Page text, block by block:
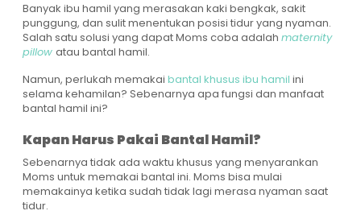
Banyak ibu hamil yang merasakan kaki bengkak, sakit
punggung, dan sulit menentukan posisi tidur yang nyaman.
Salah satu solusi yang dapat Moms coba adalah maternity
pillow atau bantal hamil.
Namun, perlukah memakai bantal khusus ibu hamil ini
selama kehamilan? Sebenarnya apa fungsi dan manfaat
bantal hamil ini?
Kapan Harus Pakai Bantal Hamil?
Sebenarnya tidak ada waktu khusus yang menyarankan
Moms untuk memakai bantal ini. Moms bisa mulai
memakainya ketika sudah tidak lagi merasa nyaman saat
tidur.